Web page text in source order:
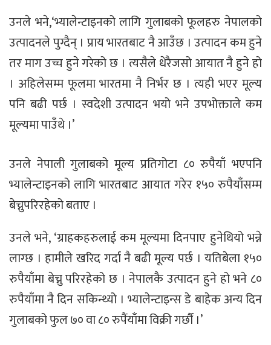
उनले भने,‘भ्यालेन्टाइनको लागि गुलाबको फूलहरु नेपालको
उत्पादनले पुग्दैन् । प्राय भारतबाट नै आउँछ । उत्पादन कम हुने
तर माग उच्च हुने गरेको छ । त्यसैले धेरैजसो आयात नै हुने हो
। अहिलेसम्म फूलमा भारतमा नै निर्भर छ । त्यही भएर मूल्य
पनि बढी पर्छ । स्वदेशी उत्पादन भयो भने उपभोक्ताले कम
मूल्यमा पाउँथे ।’
उनले नेपाली गुलाबको मूल्य प्रतिगोटा ८० रुपैयाँ भएपनि
भ्यालेन्टाइनको लागि भारतबाट आयात गरेर १५० रुपैयाँसम्म
बेच्नुपरिरहेको बताए ।
उनले भने, ‘ग्राहकहरुलाई कम मूल्यमा दिनपाए हुनेथियो भन्ने
लाग्छ । हामीले खरिद गर्दा नै बढी मूल्य पर्छ । यतिबेला १५०
रुपैयाँमा बेच्नु परिरहेको छ । नेपालकै उत्पादन हुने हो भने ८०
रुपैयाँमा नै दिन सकिन्थ्यो । भ्यालेन्टाइन्स डे बाहेक अन्य दिन
गुलाबको फुल ७० वा ८० रुपैंयाँमा विक्री गर्छौं ।’